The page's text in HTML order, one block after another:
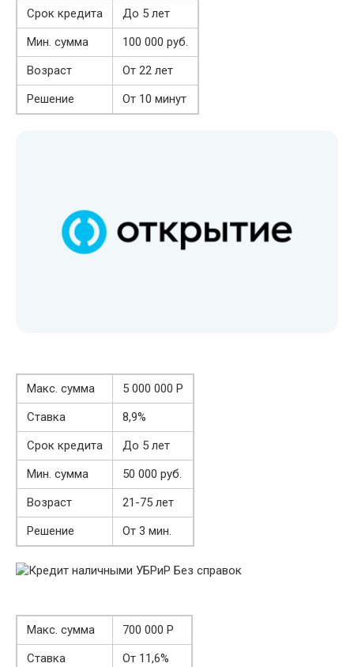
Срок кредита
До 5 лет
Мин. сумма
100 000 руб.
Возраст
От 22 лет
Решение
От 10 минут
Макс. сумма
5 000 000 Р
Ставка
8,9%
Срок кредита
До 5 лет
Мин. сумма
50 000 руб.
Возраст
21-75 лет
Решение
От 3 мин.
Макс. сумма
700 000 Р
Ставка
От 11,6%